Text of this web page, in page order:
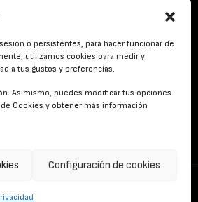
o persistentes, para hacer funcionar de
utilizamos cookies para medir y
a tus gustos y preferencias.
Asimismo, puedes modificar tus opciones
Cookies y obtener más información
Configuración de cookies
cinerames
Canal Cinerama